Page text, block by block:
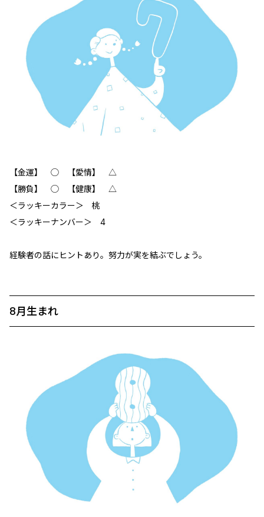
【金運】 ◯ 【愛情】 △
【勝負】 ◯ 【健康】 △
＜ラッキーカラー＞ 桃
＜ラッキーナンバー＞ 4
経験者の話にヒントあり。努力が実を結ぶでしょう。
8月生まれ